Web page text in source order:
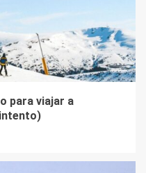
para viajar a